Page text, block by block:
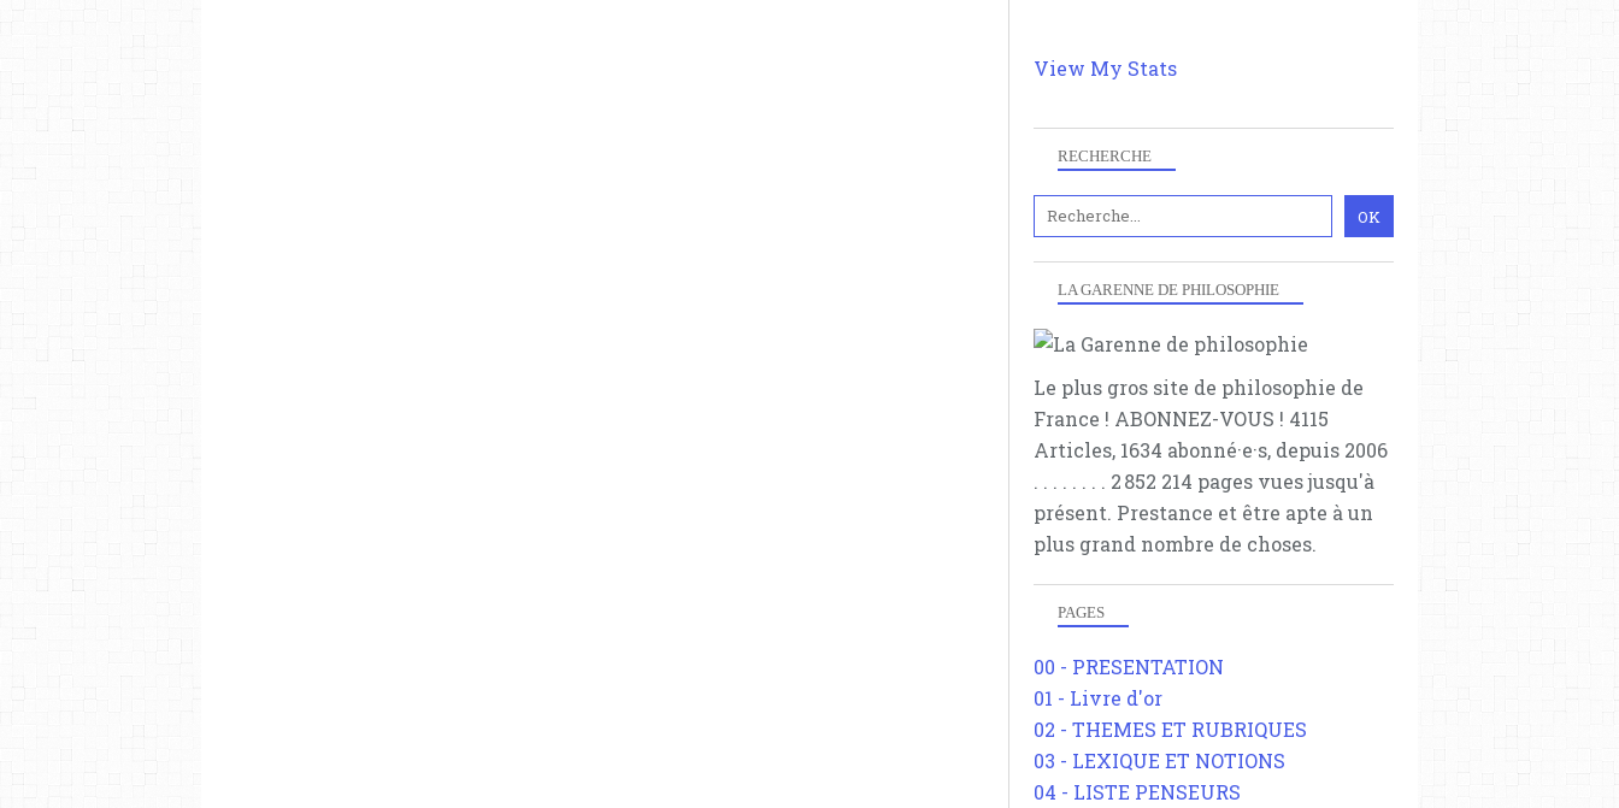
RECHERCHE
LA GARENNE DE PHILOSOPHIE
Le plus gros site de philosophie de
France ! ABONNEZ-VOUS ! 4115
Articles, 1634 abonné·e·s, depuis 2006
. . . . . . . . 2 852 214 pages vues jusqu'à
présent. Prestance et être apte à un
plus grand nombre de choses.
PAGES
00 - PRESENTATION
01 - Livre d'or
02 - THEMES ET RUBRIQUES
03 - LEXIQUE ET NOTIONS
04 - LISTE PENSEURS
View My Stats